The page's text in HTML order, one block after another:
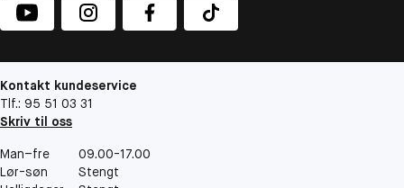
Kontakt kundeservice
Tlf.: 95 51 03 31
Skriv til oss
Man–fre
09.00-17.00
Lør-søn
Stengt